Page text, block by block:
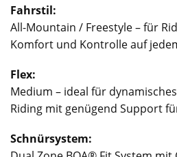
Fahrstil:
All-Mountain / Freestyle – für
Komfort und Kontrolle auf
Flex:
Medium – ideal für
Riding mit genügend Support
Schnürsystem: